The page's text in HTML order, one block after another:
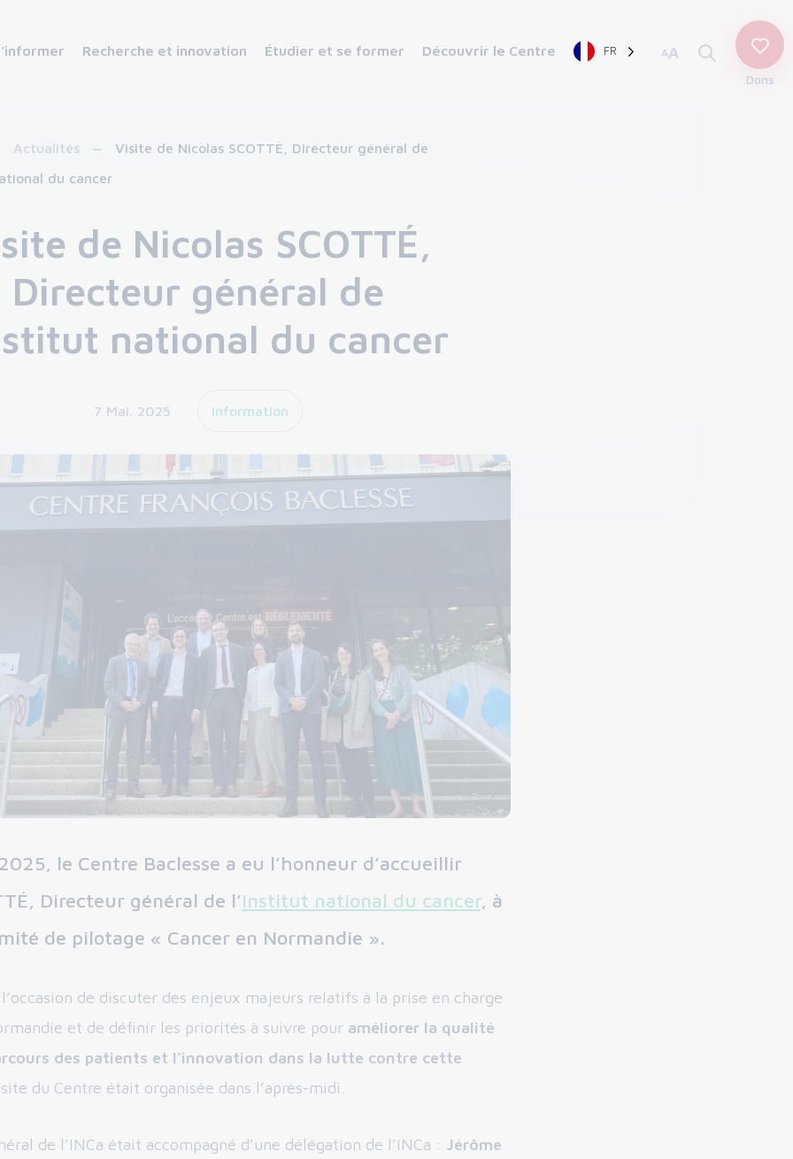
Recherche et innovation Étudier et se former Découvrir le Centre FR AA
Dons
Actualités
Visite de Nicolas SCOTTÉ, Directeur général de
du cancer
de Nicolas SCOTTÉ,
Directeur général de
national du cancer
7 Mai. 2025 Information
le Centre Baclesse a eu l’honneur d’accueillir
Directeur général de l’Institut national du cancer, à
de pilotage « Cancer en Normandie ».
de discuter des enjeux majeurs relatifs à la prise en charge
et de définir les priorités à suivre pour améliorer la qualité
des patients et l’innovation dans la lutte contre cette
du Centre était organisée dans l’après-midi.
de l’INCa était accompagné d’une délégation de l’INCa : Jérôme